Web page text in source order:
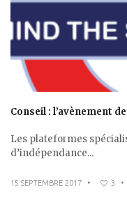
Conseil : l’avènement
Les plateformes
d’indépendance...
15 SEPTEMBRE 2017 • 3 •